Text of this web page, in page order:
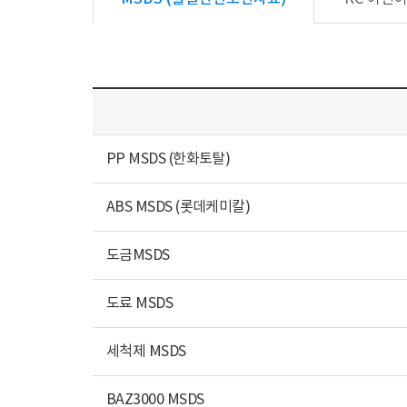
PP MSDS (한화토탈)
ABS MSDS (롯데케미칼)
도금MSDS
도료 MSDS
세척제 MSDS
BAZ3000 MSDS